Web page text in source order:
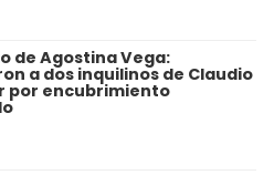
de Agostina Vega:
a dos inquilinos de Claudio
por encubrimiento